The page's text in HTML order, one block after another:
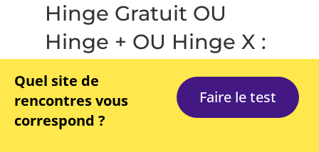
Hinge Gratuit OU
Hinge + OU Hinge X :
Tableau comparatif
Pour vous aider à mieux
les différences
Quel site de
rencontres vous
correspond ?
Faire le test